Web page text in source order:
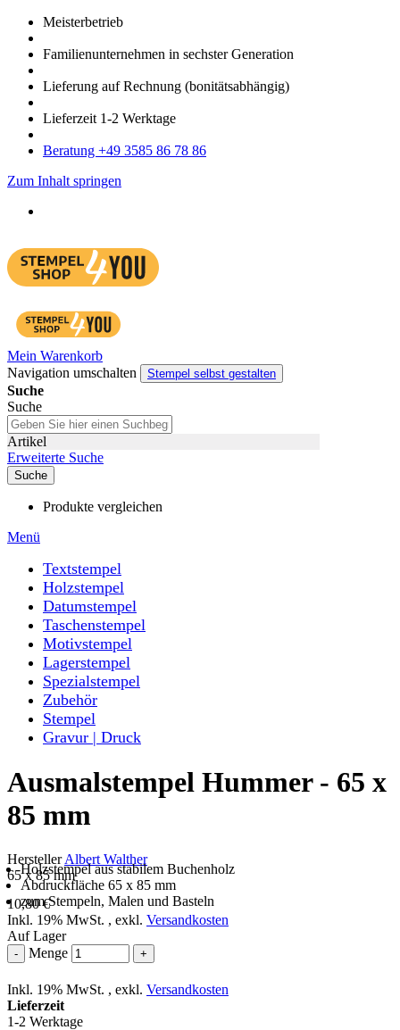
Meister­betrieb
Familien­unter­nehmen in sechster Gene­ration
Lieferung auf Rech­nung (bonitätsabhängig)
Liefer­zeit 1-2 Werk­tage
Bera­tung +49 3585 86 78 86
Zum Inhalt springen
Mein Warenkorb
Navigation umschalten
Stempel selbst gestalten
Suche
Suche
Artikel
Erweiterte Suche
Suche
Produkte vergleichen
Menü
Textstempel
Holzstempel
Datumstempel
Taschenstempel
Motivstempel
Lagerstempel
Spezialstempel
Zubehör
Stempel
Gravur | Druck
Ausmalstempel Hummer - 65 x
85 mm
HerstellerAlbert Walther
65 x 85 mm
Holzstempel aus stabilem Buchenholz
Abdruckfläche 65 x 85 mm
zum Stempeln, Malen und Basteln
10,80 €
Inkl. 19% MwSt. , exkl. Versandkosten
Auf Lager
- Menge +
Inkl. 19% MwSt. , exkl. Versandkosten
Lieferzeit
1-2 Werktage